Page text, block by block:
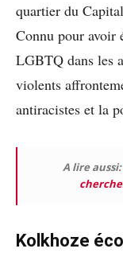
quartier du
Connu pour avoir
LGBTQ dans les
violents
antiracistes et la
A lire aussi:
Kolkhoze